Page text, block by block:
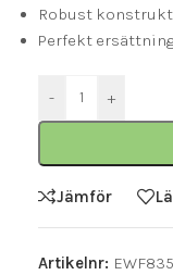
Robust
Perfekt
- +
Jämför
Artikelnr: EWF835